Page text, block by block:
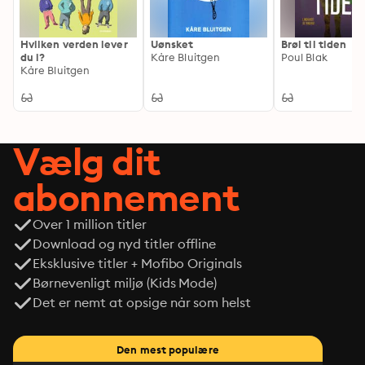
Hvilken verden lever
du i?
Kåre Bluitgen
Uønsket
Kåre Bluitgen
Brøl til tiden
Poul Blak
Vælg dit
abonnement
Over 1 million titler
Download og nyd titler offline
Eksklusive titler + Mofibo Originals
Børnevenligt miljø (Kids Mode)
Det er nemt at opsige når som helst
Den mest populære